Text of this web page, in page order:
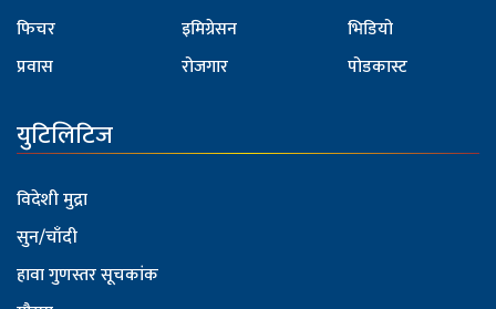
फिचर
प्रवास
इमिग्रेसन
रोजगार
भिडियो
पोडकास्ट
युटिलिटिज
विदेशी मुद्रा
सुन/चाँदी
हावा गुणस्तर सूचकांक